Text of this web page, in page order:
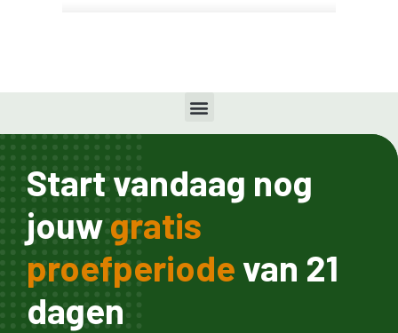
Start vandaag nog
jouwgratis
proefperiode van 21
dagen